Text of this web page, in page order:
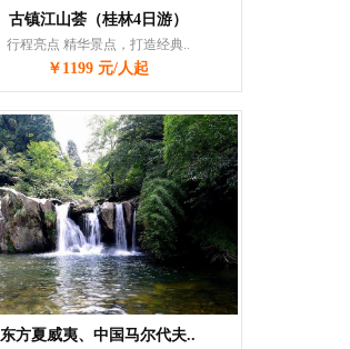
古镇江山荟（桂林4日游）
行程亮点 精华景点，打造经典..
￥1199 元/人起
东方夏威夷、中国马尔代夫..